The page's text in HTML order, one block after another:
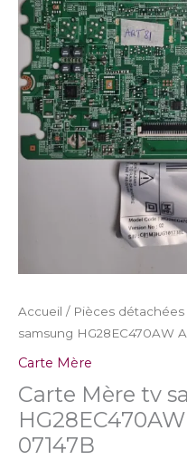
Accueil / Pièces détachées
samsung HG28EC470AW
Carte Mère
Carte Mère tv
07147B
BN94-
07147B